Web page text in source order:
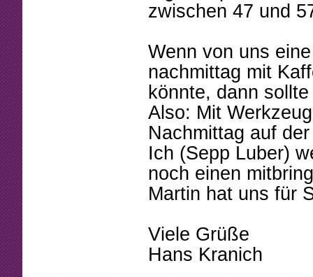
zwischen 47 und
Wenn von uns
nachmittag mit
könnte, dann
Also: Mit
Nachmittag auf
Ich (Sepp Luber)
noch einen
Martin hat uns für
Viele Grüße
Hans Kranich